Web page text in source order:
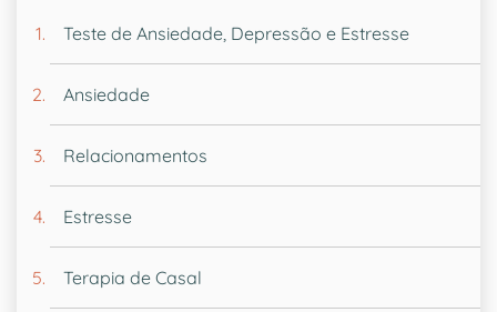
Teste de Ansiedade, Depressão e Estresse
Ansiedade
Relacionamentos
Estresse
Terapia de Casal